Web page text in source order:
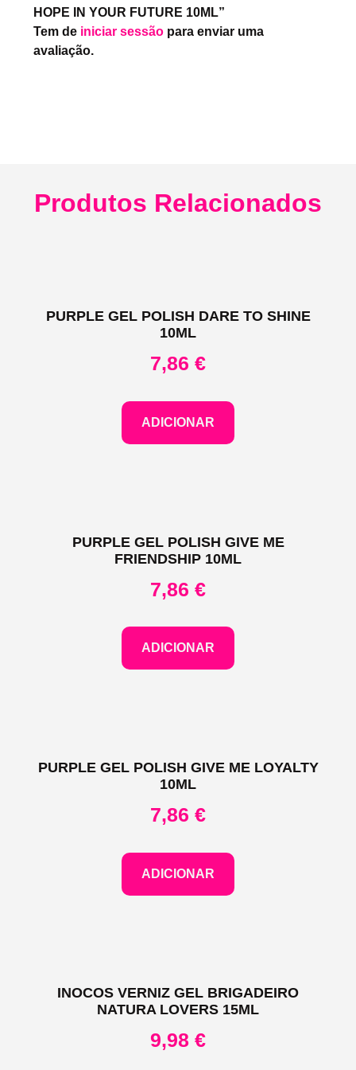
HOPE IN YOUR FUTURE 10ML”
Tem de iniciar sessão para enviar uma
avaliação.
Produtos Relacionados
PURPLE GEL POLISH DARE TO SHINE
10ML
7,86 €
ADICIONAR
PURPLE GEL POLISH GIVE ME
FRIENDSHIP 10ML
7,86 €
ADICIONAR
PURPLE GEL POLISH GIVE ME LOYALTY
10ML
7,86 €
ADICIONAR
INOCOS VERNIZ GEL BRIGADEIRO
NATURA LOVERS 15ML
9,98 €